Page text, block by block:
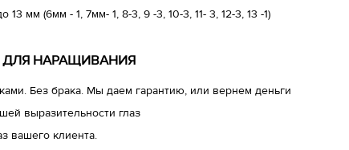
мм (6мм - 1, 7мм- 1, 8-3, 9 -3, 10-3, 11- 3, 12-3, 13 -1)
ДЛЯ НАРАЩИВАНИЯ
Без брака. Мы даем гарантию, или вернем деньги
выразительности глаз
вашего клиента.